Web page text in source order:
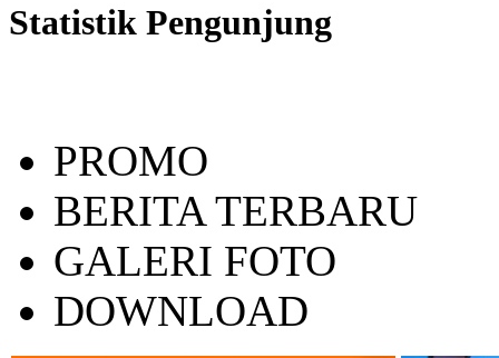
Statistik Pengunjung
PROMO
BERITA TERBARU
GALERI FOTO
DOWNLOAD